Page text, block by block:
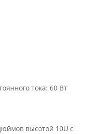
тока: 60 Вт
высотой 10U с